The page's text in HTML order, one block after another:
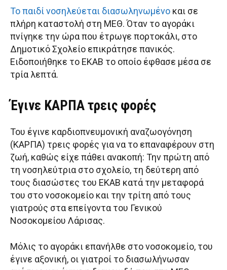
Το παιδί νοσηλεύεται διασωληνωμένο και σε
πλήρη καταστολή στη ΜΕΘ. Όταν το αγοράκι
πνίγηκε την ώρα που έτρωγε πορτοκάλι, στο
Δημοτικό Σχολείο επικράτησε πανικός.
Ειδοποιήθηκε το ΕΚΑΒ το οποίο έφθασε μέσα σε
τρία λεπτά.
Έγινε ΚΑΡΠΑ τρεις φορές
Του έγινε καρδιοπνευμονική αναζωογόνηση
(ΚΑΡΠΑ) τρεις φορές για να το επαναφέρουν στη
ζωή, καθώς είχε πάθει ανακοπή: Την πρώτη από
τη νοσηλεύτρια στο σχολείο, τη δεύτερη από
τους διασώστες του ΕΚΑΒ κατά την μεταφορά
του στο νοσοκομείο και την τρίτη από τους
γιατρούς στα επείγοντα του Γενικού
Νοσοκομείου Λάρισας.
Μόλις το αγοράκι επανήλθε στο νοσοκομείο, του
έγινε αξονική, οι γιατροί το διασωλήνωσαν